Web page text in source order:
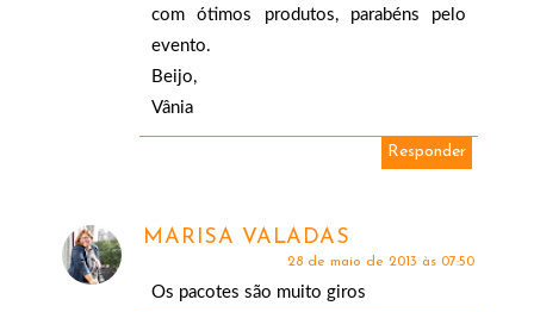
com ótimos produtos, parabéns pelo
evento.
Beijo,
Vânia
Responder
MARISA VALADAS
28 de maio de 2013 às 07:50
Os pacotes são muito giros